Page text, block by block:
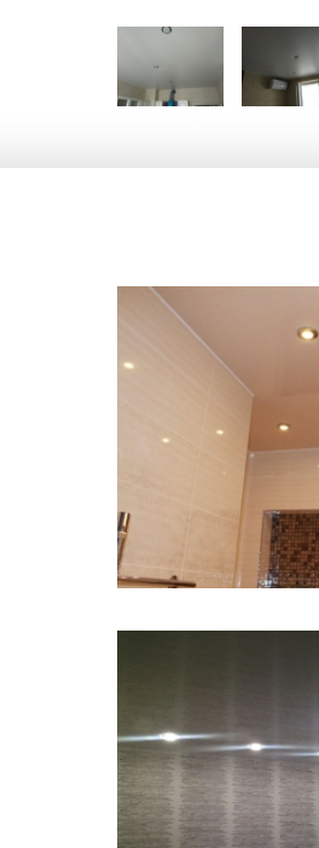
Площадь 5 м2